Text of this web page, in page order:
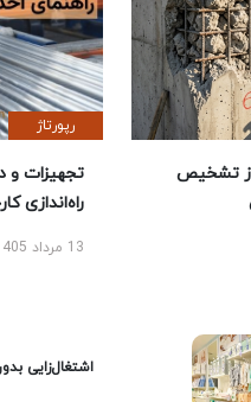
تشخیص
رپورتاژ
تجهیزات و
راه‌اندازی
13 مرداد 1405
اشتغال‌زایی بدون